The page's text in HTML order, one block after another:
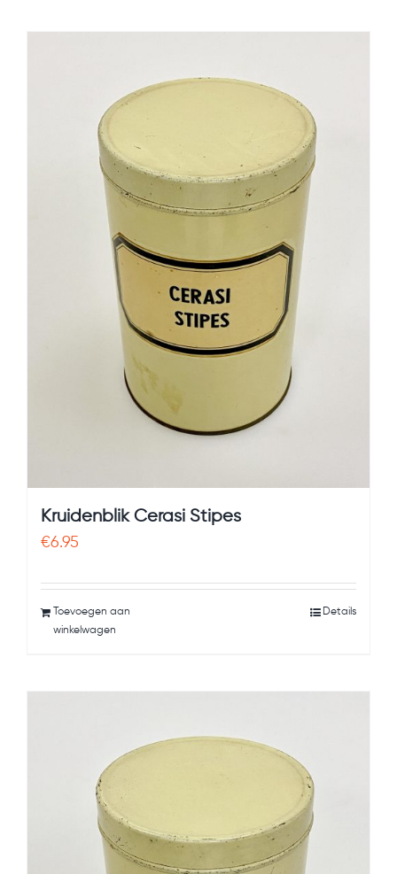
Kruidenblik Cerasi Stipes
€6.95
Toevoegen aan
winkelwagen
Details